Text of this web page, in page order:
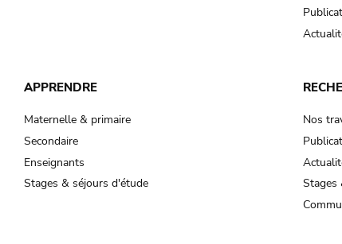
APPRENDRE
Maternelle & primaire
Secondaire
Enseignants
Stages & séjours d'étude
Nos
Stages